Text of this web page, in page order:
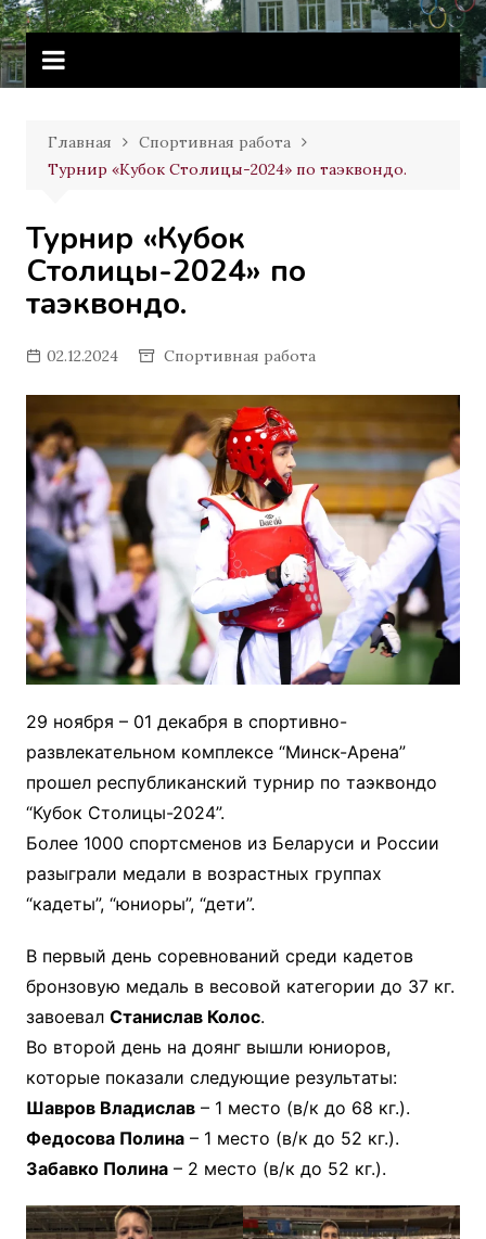
Перейти
к
содержимому
Витебское государственное
училище олимпийского резерва
Главная
Спортивная работа
Турнир «Кубок Столицы-2024» по таэквондо.
Турнир «Кубок
Столицы-2024» по
таэквондо.
02.12.2024 Спортивная работа
29 ноября – 01 декабря в спортивно-
развлекательном комплексе “Минск-Арена”
прошел республиканский турнир по таэквондо
“Кубок Столицы-2024”.
Более 1000 спортсменов из Беларуси и России
разыграли медали в возрастных группах
“кадеты”, “юниоры”, “дети”.
В первый день соревнований среди кадетов
бронзовую медаль в весовой категории до 37 кг.
завоевал Станислав Колос.
Во второй день на доянг вышли юниоров,
которые показали следующие результаты:
Шавров Владислав– 1 место (в/к до 68 кг.).
Федосова Полина– 1 место (в/к до 52 кг.).
Забавко Полина– 2 место (в/к до 52 кг.).